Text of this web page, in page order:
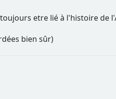
etre lié à l'histoire de
bien sûr)